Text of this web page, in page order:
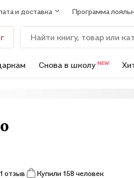
и доставка Программа
Снова в школу NEW
1 отзыв Купили 158 человек